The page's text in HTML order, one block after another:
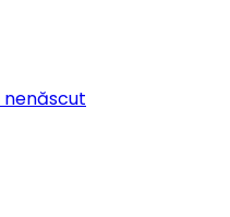
nenăscut